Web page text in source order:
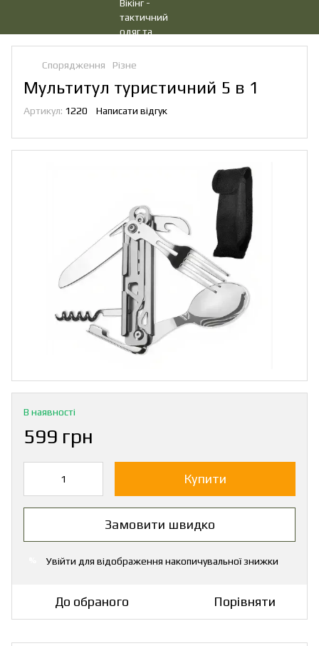
Спорядження Різне
Мультитул туристичний 5 в 1
Артикул: 1220 Написати відгук
В наявності
599 грн
Купити
Замовити швидко
Увійти для відображення накопичувальної знижки
До обраного Порівняти